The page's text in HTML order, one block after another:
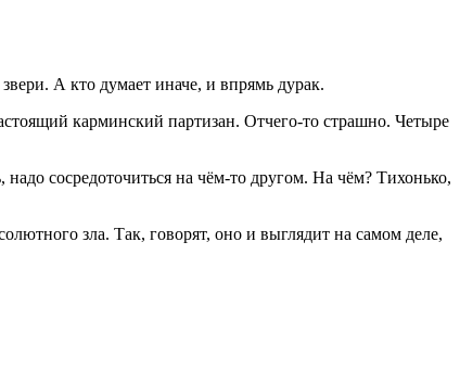
А кто думает иначе, и впрямь дурак.
карминский партизан. Отчего-то страшно. Четыре
сосредоточиться на чём-то другом. На чём? Тихонько,
зла. Так, говорят, оно и выглядит на самом деле,